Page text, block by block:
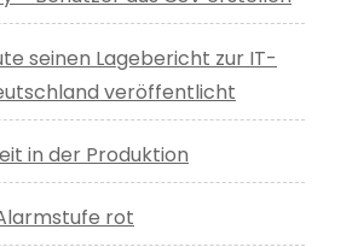
seinen Lagebericht zur IT-
veröffentlicht
in der Produktion
rot